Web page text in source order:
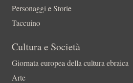
Personaggi e Storie
Taccuino
Cultura e Società
Giornata europea della cultura ebraica
Arte